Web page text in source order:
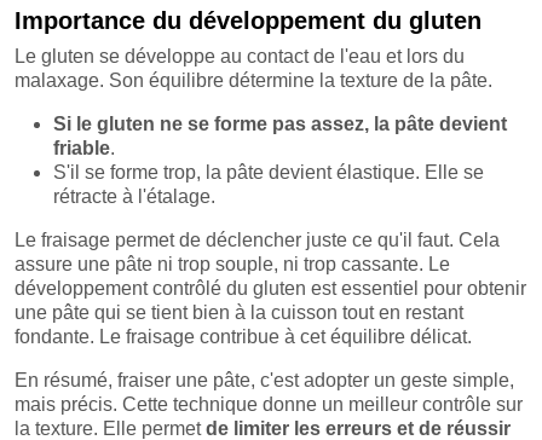
Importance du développement du gluten
Le gluten se développe au contact de l'eau et lors du
malaxage. Son équilibre détermine la texture de la pâte.
Si le gluten ne se forme pas assez, la pâte devient
friable.
S'il se forme trop, la pâte devient élastique. Elle se
rétracte à l'étalage.
Le fraisage permet de déclencher juste ce qu'il faut. Cela
assure une pâte ni trop souple, ni trop cassante. Le
développement contrôlé du gluten est essentiel pour obtenir
une pâte qui se tient bien à la cuisson tout en restant
fondante. Le fraisage contribue à cet équilibre délicat.
En résumé, fraiser une pâte, c'est adopter un geste simple,
mais précis. Cette technique donne un meilleur contrôle sur
la texture. Elle permetde limiter les erreurs et de réussir